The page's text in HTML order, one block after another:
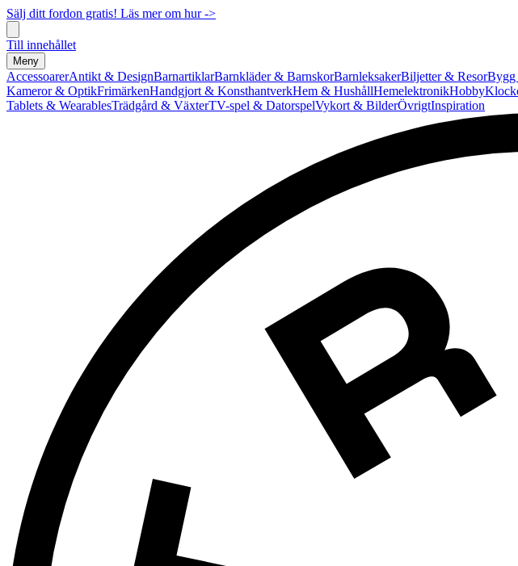
Sälj ditt fordon gratis! Läs mer om hur ->
Till innehållet
Meny
AccessoarerAntikt & DesignBarnartiklarBarnkläder & BarnskorBarnleksakerBiljetter & ResorBygg
Kameror & OptikFrimärkenHandgjort & KonsthantverkHem & HushållHemelektronikHobby
Tablets & WearablesTrädgård & VäxterTV-spel & DatorspelVykort & BilderÖvrigtInspiration